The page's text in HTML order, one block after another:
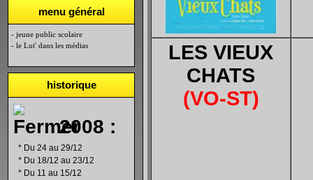
menu général
- jeune public scolaire
- le Lut' dans les médias
historique
2008 :
* Du 24 au 29/12
* Du 18/12 au 23/12
* Du 11 au 15/12
LES VIEUX
CHATS
(VO-ST)